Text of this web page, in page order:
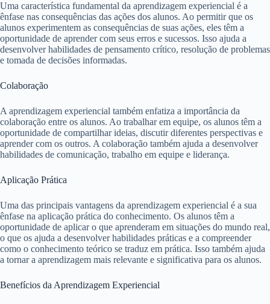
Uma característica fundamental da aprendizagem experiencial é a
ênfase nas consequências das ações dos alunos. Ao permitir que os
alunos experimentem as consequências de suas ações, eles têm a
oportunidade de aprender com seus erros e sucessos. Isso ajuda a
desenvolver habilidades de pensamento crítico, resolução de problemas
e tomada de decisões informadas.
Colaboração
A aprendizagem experiencial também enfatiza a importância da
colaboração entre os alunos. Ao trabalhar em equipe, os alunos têm a
oportunidade de compartilhar ideias, discutir diferentes perspectivas e
aprender com os outros. A colaboração também ajuda a desenvolver
habilidades de comunicação, trabalho em equipe e liderança.
Aplicação Prática
Uma das principais vantagens da aprendizagem experiencial é a sua
ênfase na aplicação prática do conhecimento. Os alunos têm a
oportunidade de aplicar o que aprenderam em situações do mundo real,
o que os ajuda a desenvolver habilidades práticas e a compreender
como o conhecimento teórico se traduz em prática. Isso também ajuda
a tornar a aprendizagem mais relevante e significativa para os alunos.
Benefícios da Aprendizagem Experiencial